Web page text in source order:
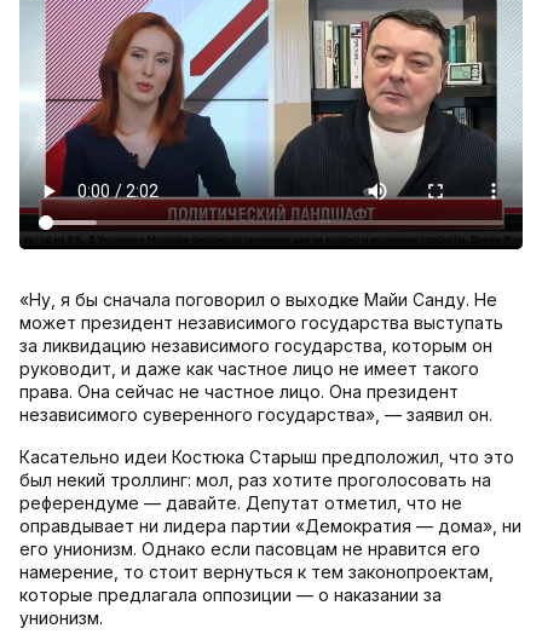
«Ну, я бы сначала поговорил о выходке Майи Санду. Не
может президент независимого государства выступать
за ликвидацию независимого государства, которым он
руководит, и даже как частное лицо не имеет такого
права. Она сейчас не частное лицо. Она президент
независимого суверенного государства», — заявил он.
Касательно идеи Костюка Старыш предположил, что это
был некий троллинг: мол, раз хотите проголосовать на
референдуме — давайте. Депутат отметил, что не
оправдывает ни лидера партии «Демократия — дома», ни
его унионизм. Однако если пасовцам не нравится его
намерение, то стоит вернуться к тем законопроектам,
которые предлагала оппозиции — о наказании за
унионизм.